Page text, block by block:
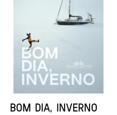
ORIXÁS